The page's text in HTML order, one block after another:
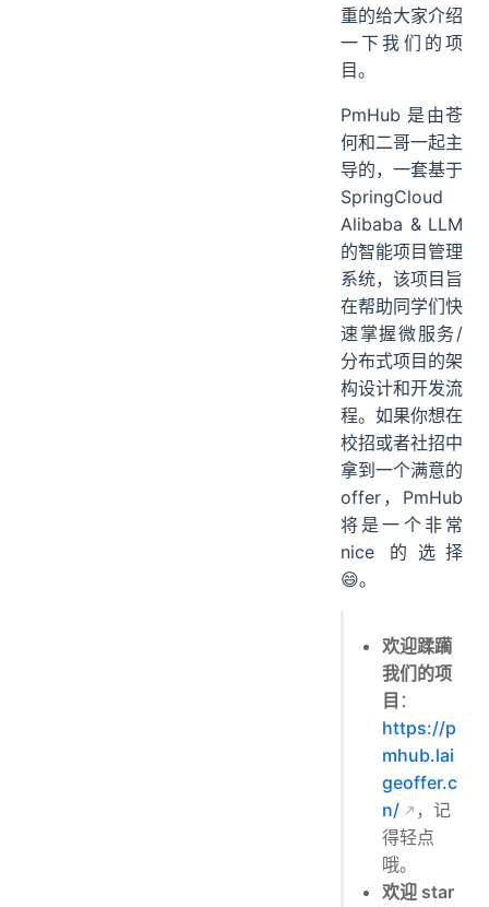
重的给大家介绍
一下我们的项
目。
PmHub 是由苍
何和二哥一起主
导的，一套基于
SpringCloud
Alibaba & LLM
的智能项目管理
系统，该项目旨
在帮助同学们快
速掌握微服务/
分布式项目的架
构设计和开发流
程。如果你想在
校招或者社招中
拿到一个满意的
offer，PmHub
将是一个非常
nice 的选择
😄。
欢迎蹂躏
我们的项
目 ：
https://p
mhub.lai
geoffer.c
n/
，记
得轻点
哦。
欢迎 star